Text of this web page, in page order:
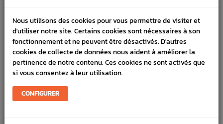
N° PIÉCE ET RÉFÉRENCE
W300044 Agrafe de baguette de toit Subaru
WRX/STI 01-07
91046B / 91046C
Nous utilisons des cookies pour vous permettre de visiter et
d'utiliser notre site. Certains cookies sont nécessaires à son
fonctionnement et ne peuvent être désactivés. D'autres
cookies de collecte de données nous aident à améliorer la
pertinence de notre contenu. Ces cookies ne sont activés que
si vous consentez à leur utilisation.
CONFIGURER